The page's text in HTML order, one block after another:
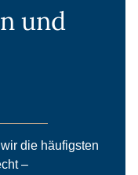
und
die häufigsten
–